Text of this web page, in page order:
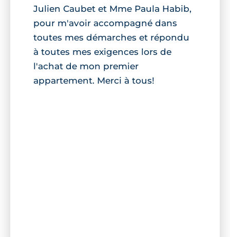
Julien Caubet et Mme Paula Habib,
pour m'avoir accompagné dans
toutes mes démarches et répondu
à toutes mes exigences lors de
l'achat de mon premier
appartement. Merci à tous!